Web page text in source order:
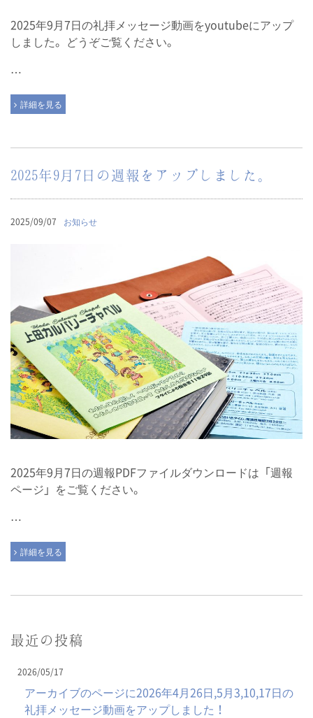
2025年9月7日の礼拝メッセージ動画をyoutubeにアップ
しました。どうぞご覧ください。
…
詳細を見る
2025年9月7日の週報をアップしました。
2025/09/07 お知らせ
2025年9月7日の週報PDFファイルダウンロードは「週報
ページ」をご覧ください。
…
詳細を見る
最近の投稿
2026/05/17
アーカイブのページに2026年4月26日,5月3,10,17日の
礼拝メッセージ動画をアップしました！